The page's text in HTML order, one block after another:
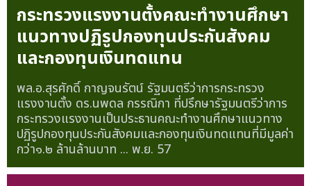
กระทรวงแรงงานตั้งคณะทำงานศึกษา
แนวทางปฏิรูปกองทุนประกันสังคม
และกองทุนเงินทดแทน
พล.อ.สุรศักดิ์ กาญจนรัตน์ รัฐมนตรีว่าการกระทรวง
แรงงานตั้ง ดร.นพดล กรรณิกา ที่ปรึกษารัฐมนตรีว่าการ
กระทรวงแรงงานเป็นประธานคณะทำงานศึกษาแนวทาง
ปฏิรูปกองทุนประกันสังคมและกองทุนเงินทดแทนที่มีมูลค่า
กว่า๑.๒ ล้านล้านบาท ... พ.ย. 57